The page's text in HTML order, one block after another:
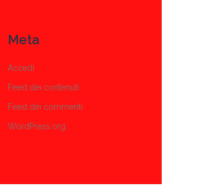
Meta
Accedi
Feed dei contenuti
Feed dei commenti
WordPress.org